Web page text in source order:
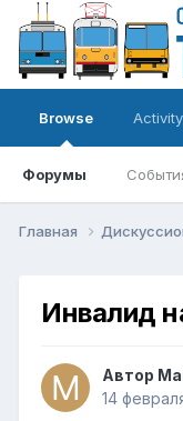
Browse
Форумы
Activity
Главная
Инвалид
Автор
14